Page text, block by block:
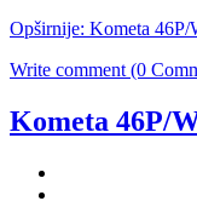
Opširnije: Kometa 46P/
Write comment (0
Kometa 46P/